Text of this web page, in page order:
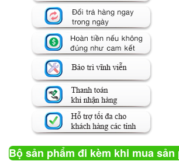
Bộ sản phẩm đi kèm khi mua sản